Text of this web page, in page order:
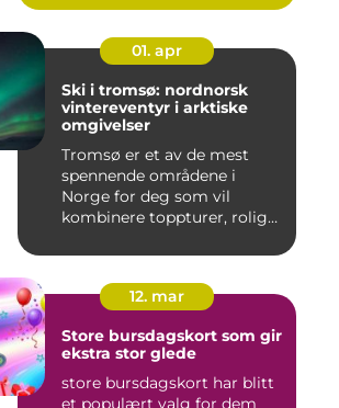
01. apr
Ski i tromsø: nordnorsk
vintereventyr i arktiske
omgivelser
Tromsø er et av de mest
spennende områdene i
Norge for deg som vil
kombinere toppturer, rolig
12. mar
Store bursdagskort som gir
ekstra stor glede
store bursdagskort har blitt
et populært valg for dem